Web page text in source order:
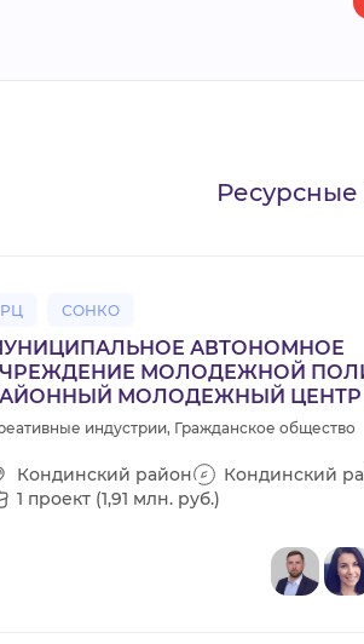
РЦ СОНКО
АВТОНОМНОЕ
МОЛОДЕЖНОЙ
МОЛОДЕЖНЫЙ ЦЕНТР
индустрии, Гражданское общество
Кондинский район
Кондинский
1 проект (1,91 млн. руб.)